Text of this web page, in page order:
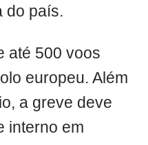
do país.
até 500 voos
europeu. Além
a greve deve
interno em